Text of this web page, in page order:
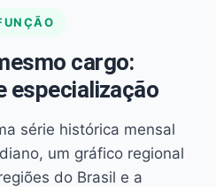
cargo:
especialização
série histórica mensal
um gráfico regional
do Brasil e a